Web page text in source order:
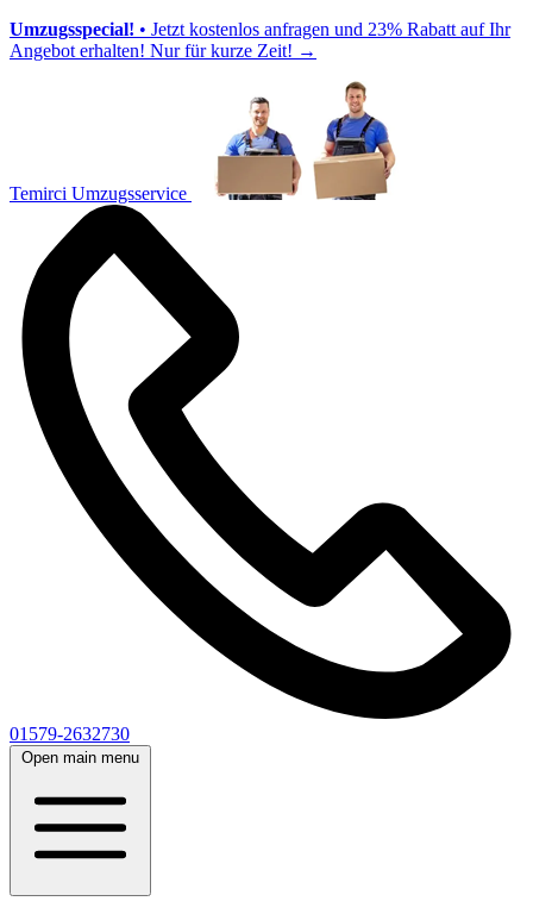
Umzugsspecial! • Jetzt kostenlos anfragen und 23% Rabatt auf Ihr
Angebot erhalten! Nur für kurze Zeit! →
Temirci Umzugsservice
01579-2632730
Open main menu